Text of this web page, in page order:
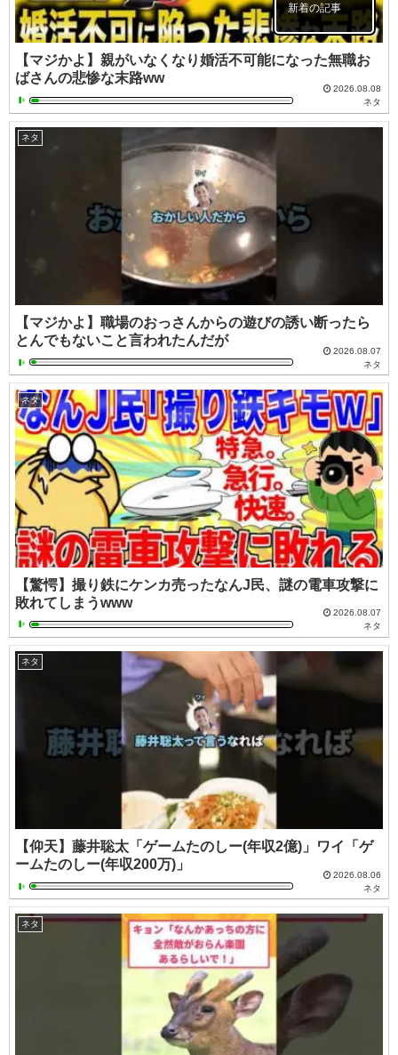
新着の記事
【マジかよ】親がいなくなり婚活不可能になった無職お
ばさんの悲惨な末路ww
2026.08.08
ネタ
ネタ
【マジかよ】職場のおっさんからの遊びの誘い断ったら
とんでもないこと言われたんだが
2026.08.07
ネタ
ネタ
【驚愕】撮り鉄にケンカ売ったなんJ民、謎の電車攻撃に
敗れてしまうwww
2026.08.07
ネタ
ネタ
【仰天】藤井聡太「ゲームたのしー(年収2億)」ワイ「ゲ
ームたのしー(年収200万)」
2026.08.06
ネタ
ネタ